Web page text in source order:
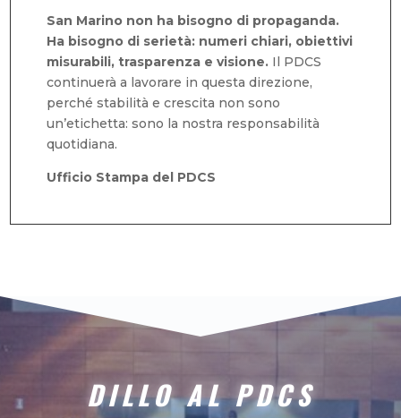
San Marino non ha bisogno di propaganda.
Ha bisogno di serietà: numeri chiari, obiettivi
misurabili, trasparenza e visione. Il PDCS
continuerà a lavorare in questa direzione,
perché stabilità e crescita non sono
un’etichetta: sono la nostra responsabilità
quotidiana.
Ufficio Stampa del PDCS
DILLO AL PDCS